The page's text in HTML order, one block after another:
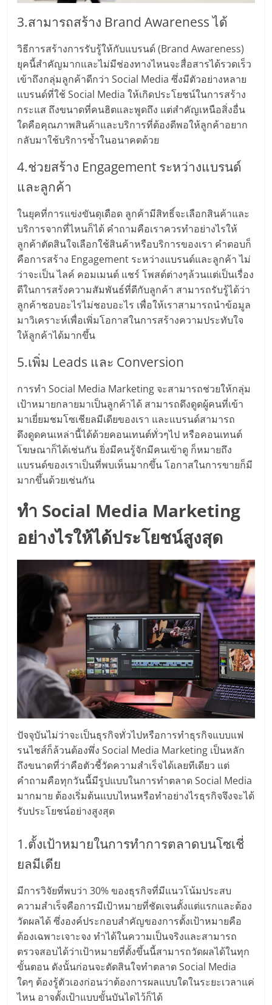
เปิด
ร้าน
ปรึกษา
ฟรี,
บริการ
พัฒนา
ระบบ
แฟ
รน
ไชส์"
"ศูนย์
รวม
ข้อมูล
ธุรกิจ
SME
แห่ง
ประเทศไทย,
ThaiSMEsCenter,
ธุรกิจ
มอี
ไทย,
SMEs,
แฟ
แฟ
รน
ไชส์,
รวม
แฟ
รน
ไชส์
ขาย
แฟ
รน
ไชส์
แฟ
ไชส์
ขาย
หน้า
ลงทุน
น้อย
คืน
ทุน
ไว,
ปรึกษา
การ
3.สามารถสร้าง Brand Awareness ได้
วิธีการสร้างการรับรู้ให้กับแบรนด์ (Brand Awareness)
ยุคนี้สำคัญมากและไม่มีช่องทางไหนจะสื่อสารได้รวดเร็ว
เข้าถึงกลุ่มลูกค้าดีกว่า Social Media ซึ่งมีตัวอย่างหลาย
แบรนด์ที่ใช้ Social Media ให้เกิดประโยชน์ในการสร้าง
กระแส ถึงขนาดที่คนฮิตและพูดถึง แต่สำคัญเหนือสิ่งอื่น
ใดคือคุณภาพสินค้าและบริการที่ต้องดีพอให้ลูกค้าอยาก
กลับมาใช้บริการซ้ำในอนาคตด้วย
4.ช่วยสร้าง Engagement ระหว่างแบรนด์
และลูกค้า
ในยุคที่การแข่งขันดุเดือด ลูกค้ามีสิทธิ์จะเลือกสินค้าและ
บริการจากที่ไหนก็ได้ คำถามคือเราควรทำอย่างไรให้
ลูกค้าตัดสินใจเลือกใช้สินค้าหรือบริการของเรา คำตอบก็
คือการสร้าง Engagement ระหว่างแบรนด์และลูกค้า ไม่
ว่าจะเป็น ไลค์ คอมเมนต์ แชร์ โพสต์ต่างๆล้วนแต่เป็นเรื่อง
ดีในการสร้งความสัมพันธ์ที่ดีกับลูกค้า สามารถรับรู้ได้ว่า
ลูกค้าชอบอะไรไม่ชอบอะไร เพื่อให้เราสามารถนำข้อมูล
มาวิเคราะห์เพื่อเพิ่มโอกาสในการสร้างความประทับใจ
ให้ลูกค้าได้มากขึ้น
5.เพิ่ม Leads และ Conversion
การทำ Social Media Marketing จะสามารถช่วยให้กลุ่ม
เป้าหมายกลายมาเป็นลูกค้าได้ สามารถดึงดูดผู้คนที่เข้า
มาเยี่ยมชมโซเชียลมีเดียของเรา และแบรนด์สามารถ
ดึงดูดคนเหล่านี้ได้ด้วยคอนเทนต์ทั่วๆไป หรือคอนเทนต์
โฆษณาก็ได้เช่นกัน ยิ่งมีคนรู้จักมีคนเข้าดู ก็หมายถึง
แบรนด์ของเราเป็นที่พบเห็นมากขึ้น โอกาสในการขายก็มี
มากขึ้นด้วยเช่นกัน
ทำ Social Media Marketing
อย่างไรให้ได้ประโยชน์สูงสุด
ปัจจุบันไม่ว่าจะเป็นธุรกิจทั่วไปหรือการทำธุรกิจแบบแฟ
รนไชส์ก็ล้วนต้องพึ่ง Social Media Marketing เป็นหลัก
ถึงขนาดที่ว่าคือตัวชี้วัดความสำเร็จได้เลยทีเดียว แต่
คำถามคือทุกวันนี้มีรูปแบบในการทำตลาด Social Media
มากมาย ต้องเริ่มต้นแบบไหนหรือทำอย่างไรธุรกิจจึงจะได้
รับประโยชน์อย่างสูงสุด
1.ตั้งเป้าหมายในการทำการตลาดบนโซเชี่
ยลมีเดีย
มีการวิจัยที่พบว่า 30% ของธุรกิจที่มีแนวโน้มประสบ
ความสำเร็จคือการมีเป้าหมายที่ชัดเจนตั้งแต่แรกและต้อง
วัดผลได้ ซึ่งองค์ประกอบสำคัญของการตั้งเป้าหมายคือ
ต้องเฉพาะเจาะจง ทำได้ในความเป็นจริงและสามารถ
ตรวจสอบได้ว่าเป้าหมายที่ตั้งขึ้นนี้สามารถวัดผลได้ในทุก
ขั้นตอน ดังนั้นก่อนจะตัดสินใจทำตลาด Social Media
ใดๆ ต้องรู้ตัวเองก่อนว่าต้องการผลแบบใดในระยะเวลาแค่
ไหน อาจตั้งเป้าแบบขั้นบันไดไว้ก็ได้